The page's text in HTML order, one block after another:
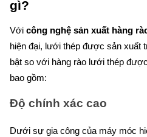
gì?
Với công nghệ sản xuất hàng
hiện đại, lưới thép được sản xuất
bật so với hàng rào lưới thép
bao gồm:
Độ chính xác cao
Dưới sự gia công của máy móc